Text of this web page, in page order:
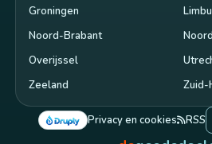
Groningen
Noord-Brabant
Overijssel
Zeeland
Zuid-
Privacy en cookies RSS